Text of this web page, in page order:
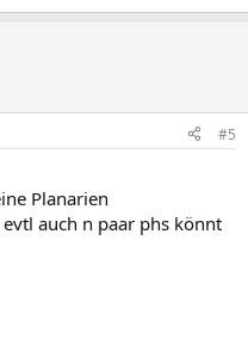
#5
Planarien
auch n paar phs könnt